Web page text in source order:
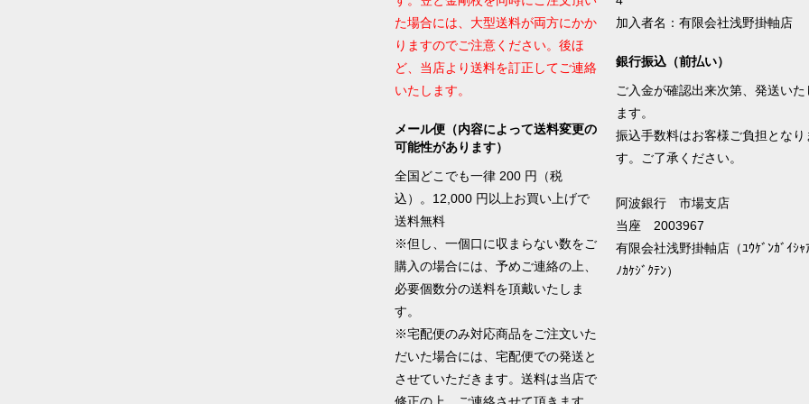
た場合には、大型送料が両方にかか
りますのでご注意ください。後ほ
ど、当店より送料を訂正してご連絡
いたします。
メール便（内容によって送料変更の
可能性があります）
全国どこでも一律 200 円（税
込）。12,000 円以上お買い上げで
送料無料
※但し、一個口に収まらない数をご
購入の場合には、予めご連絡の上、
必要個数分の送料を頂戴いたしま
す。
※宅配便のみ対応商品をご注文いた
だいた場合には、宅配便での発送と
させていただきます。送料は当店で
加入者名：有限会社浅野掛軸店
銀行振込（前払い）
ご入金が確認出来次第、発送いた
ます。
振込手数料はお客様ご負担となり
す。ご了承ください。
阿波銀行 市場支店
当座 2003967
有限会社浅野掛軸店（ﾕｳｹﾞﾝｶﾞｲｼｬ
ﾉｶｹｼﾞｸﾃﾝ）